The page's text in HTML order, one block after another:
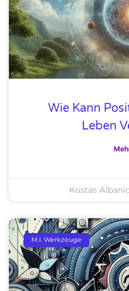
Wie Kann
Leben
Kostas
M.I. Werkzeuge